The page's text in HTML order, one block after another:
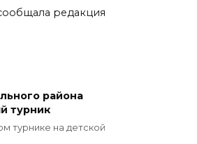
редакция
района
турник
турнике на детской